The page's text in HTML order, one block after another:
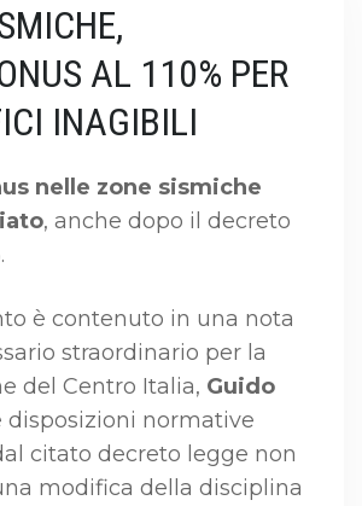
AL 110% PER
INAGIBILI
nelle zone sismiche
, anche dopo il decreto
è contenuto in una nota
straordinario per la
del Centro Italia, Guido
disposizioni normative
citato decreto legge non
modifica della disciplina